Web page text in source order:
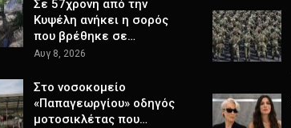
Σε 57χρονη από την
Κυψέλη ανήκει η σορός
που βρέθηκε σε…
Αυγ 8, 2026
Στο νοσοκομείο
«Παπαγεωργίου» οδηγός
μοτοσικλέτας που…